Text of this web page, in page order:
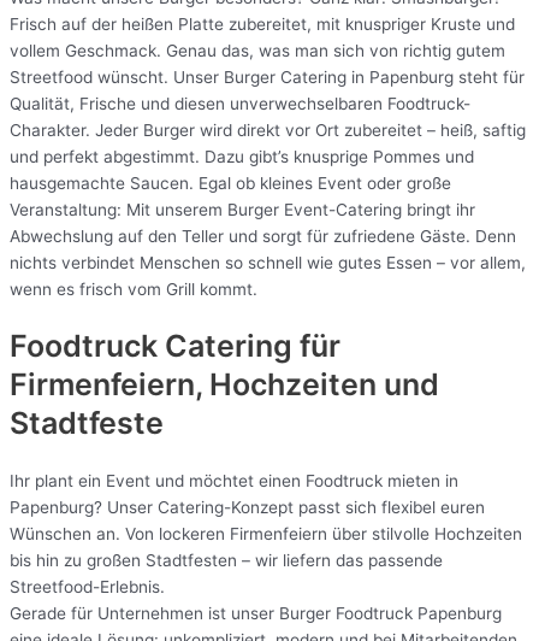
Frisch auf der heißen Platte zubereitet, mit knuspriger Kruste und
vollem Geschmack. Genau das, was man sich von richtig gutem
Streetfood wünscht. Unser Burger Catering in Papenburg steht für
Qualität, Frische und diesen unverwechselbaren Foodtruck-
Charakter. Jeder Burger wird direkt vor Ort zubereitet – heiß, saftig
und perfekt abgestimmt. Dazu gibt’s knusprige Pommes und
hausgemachte Saucen. Egal ob kleines Event oder große
Veranstaltung: Mit unserem Burger Event-Catering bringt ihr
Abwechslung auf den Teller und sorgt für zufriedene Gäste. Denn
nichts verbindet Menschen so schnell wie gutes Essen – vor allem,
wenn es frisch vom Grill kommt.
Foodtruck Catering für
Firmenfeiern, Hochzeiten und
Stadtfeste
Ihr plant ein Event und möchtet einen Foodtruck mieten in
Papenburg? Unser Catering-Konzept passt sich flexibel euren
Wünschen an. Von lockeren Firmenfeiern über stilvolle Hochzeiten
bis hin zu großen Stadtfesten – wir liefern das passende
Streetfood-Erlebnis.
Gerade für Unternehmen ist unser Burger Foodtruck Papenburg